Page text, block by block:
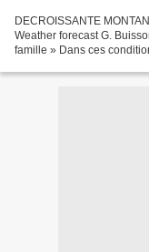
DECROISSANTE
Weather forecast G. Buisson L a Sécu « G arantir les travailleurs et leur
famille » Dans ces